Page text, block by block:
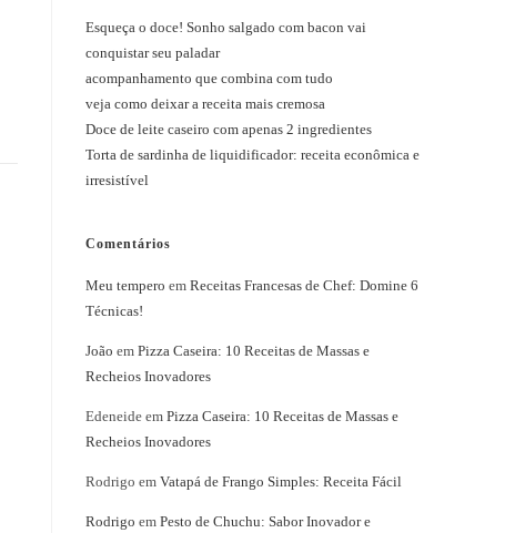
Esqueça o doce! Sonho salgado com bacon vai
conquistar seu paladar
acompanhamento que combina com tudo
veja como deixar a receita mais cremosa
Doce de leite caseiro com apenas 2 ingredientes
Torta de sardinha de liquidificador: receita econômica e
irresistível
Comentários
Meu tempero em Receitas Francesas de Chef: Domine 6
Técnicas!
João em Pizza Caseira: 10 Receitas de Massas e
Recheios Inovadores
Edeneide em Pizza Caseira: 10 Receitas de Massas e
Recheios Inovadores
Rodrigo em Vatapá de Frango Simples: Receita Fácil
Rodrigo em Pesto de Chuchu: Sabor Inovador e